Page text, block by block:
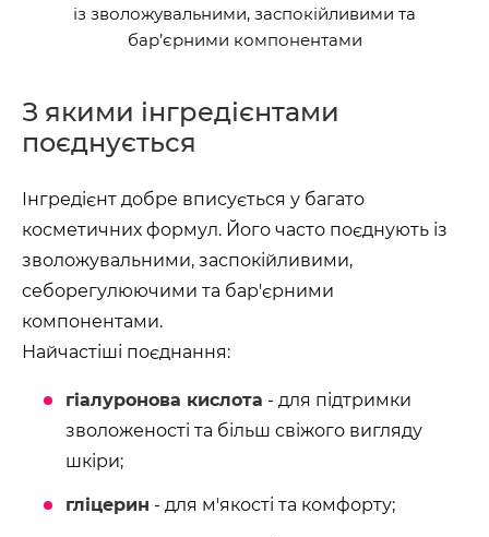
із зволожувальними, заспокійливими та
бар’єрними компонентами
З якими інгредієнтами
поєднується
Інгредієнт добре вписується у багато
косметичних формул. Його часто поєднують із
зволожувальними, заспокійливими,
себорегулюючими та бар'єрними
компонентами.
Найчастіші поєднання:
гіалуронова кислота - для підтримки
зволоженості та більш свіжого вигляду
шкіри;
гліцерин - для м'якості та комфорту;